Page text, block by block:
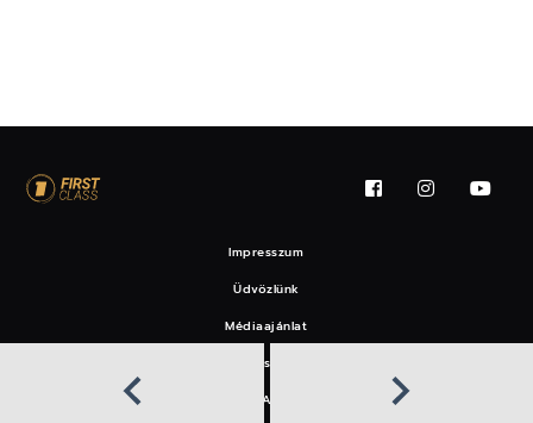
Impresszum
Üdvözlünk
Médiaajánlat
Felhasználási feltételek
EAT